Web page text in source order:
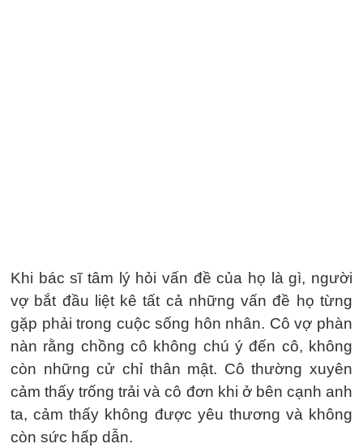
Khi bác sĩ tâm lý hỏi vấn đề của họ là gì, người
vợ bắt đầu liệt kê tất cả những vấn đề họ từng
gặp phải trong cuộc sống hôn nhân. Cô vợ phàn
nàn rằng chồng cô không chú ý đến cô, không
còn những cử chỉ thân mật. Cô thường xuyên
cảm thấy trống trải và cô đơn khi ở bên cạnh anh
ta, cảm thấy không được yêu thương và không
còn sức hấp dẫn.